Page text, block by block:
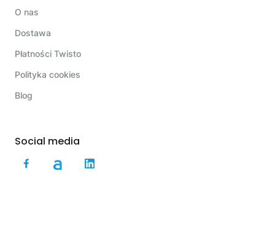
O nas
Dostawa
Płatności Twisto
Polityka cookies
Blog
Social media